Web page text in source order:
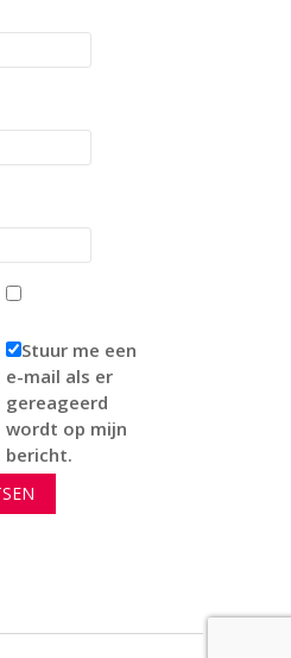
Stuur me een
e-mail als er
gereageerd
wordt op mijn
bericht.